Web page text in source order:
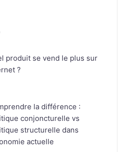
produit se vend le plus sur
?
la différence :
conjoncturelle vs
structurelle dans
actuelle